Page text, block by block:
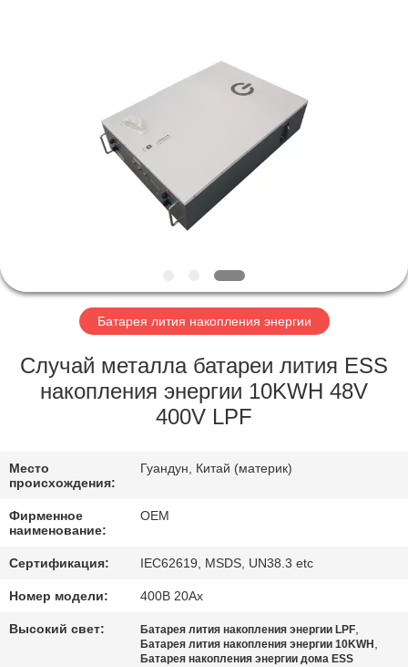
ПРОДУКТЫ
ПУТЕШЕСТВИЕ
ФАБРИКИ
ПРОВЕРКА
СВЯЖИТЕСЬ
МЫ
BLOG
СПРОСИТЕ
Батарея лития накопления энергии
Случай металла батареи лития ESS
накопления энергии 10KWH 48V
400V LPF
Место
происхождения:
Гуандун, Китай (материк)
Фирменное
наименование:
OEM
Сертификация: IEC62619, MSDS, UN38.3 etc
Номер модели: 400В 20Ах
Высокий свет: Батарея лития накопления энергии LPF,
Батарея лития накопления энергии 10KWH ,
Батарея накопления энергии дома ESS